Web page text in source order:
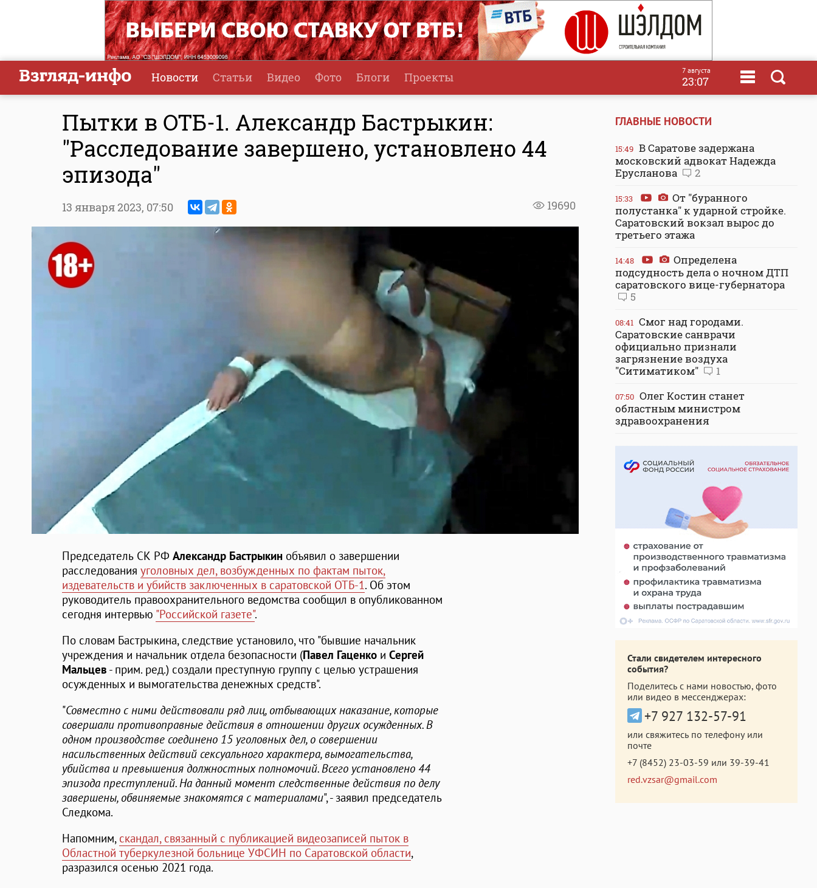
Новости Статьи Видео Фото Блоги Проекты 7 августа
23:07
Пытки в ОТБ-1. Александр Бастрыкин:
"Расследование завершено, установлено 44
эпизода"
19690
13 января 2023, 07:50
Председатель СК РФ Александр Бастрыкин объявил о завершении
расследования уголовных дел, возбужденных по фактам пыток,
издевательств и убийств заключенных в саратовской ОТБ-1. Об этом
руководитель правоохранительного ведомства сообщил в опубликованном
сегодня интервью "Российской газете".
По словам Бастрыкина, следствие установило, что "бывшие начальник
учреждения и начальник отдела безопасности (Павел Гаценко и Сергей
Мальцев - прим. ред.) создали преступную группу с целью устрашения
осужденных и вымогательства денежных средств".
"Совместно с ними действовали ряд лиц, отбывающих наказание, которые
совершали противоправные действия в отношении других осужденных. В
одном производстве соединено 15 уголовных дел, о совершении
насильственных действий сексуального характера, вымогательства,
убийства и превышения должностных полномочий. Всего установлено 44
эпизода преступлений. На данный момент следственные действия по делу
завершены, обвиняемые знакомятся с материалами", - заявил председатель
Следкома.
Напомним, скандал, связанный с публикацией видеозаписей пыток в
Областной туберкулезной больнице УФСИН по Саратовской области,
разразился осенью 2021 года.
ГЛАВНЫЕ НОВОСТИ
15:49 В Саратове задержана
московский адвокат Надежда
Ерусланова
2
15:33
От "буранного
полустанка" к ударной стройке.
Саратовский вокзал вырос до
третьего этажа
14:48
Определена
подсудность дела о ночном ДТП
саратовского вице-губернатора
5
08:41 Смог над городами.
Саратовские санврачи
официально признали
загрязнение воздуха
"Ситиматиком"
1
07:50 Олег Костин станет
областным министром
здравоохранения
Стали свидетелем интересного
события?
Поделитесь с нами новостью, фото
или видео в мессенджерах:
+7 927 132-57-91
или свяжитесь по телефону или
почте
+7 (8452) 23-03-59 или 39-39-41
red.vzsar@gmail.com